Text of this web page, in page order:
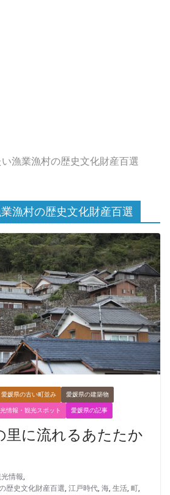
漁業漁村の歴史文化財産百選
漁村の歴史文化財産百選
愛媛県の古い町並み 愛媛県の建築物
情報・観光スポット 愛媛県の記事
に流れるあたたか
情報,
歴史文化財産百選, 江戸時代, 海, 生活, 町,